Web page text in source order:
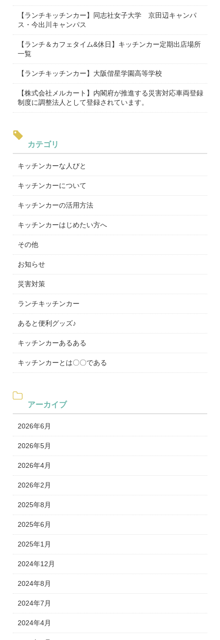
【ランチキッチンカー】同志社女子大学 京田辺キャンパ
ス・今出川キャンパス
【ランチ＆カフェタイム&休日】キッチンカー定期出店場所
一覧
【ランチキッチンカー】大阪偕星学園高等学校
【株式会社メルカート】内閣府が推進する災害対応車両登録
制度に調整法人として登録されています。
カテゴリ
キッチンカーな人びと
キッチンカーについて
キッチンカーの活用方法
キッチンカーはじめたい方へ
その他
お知らせ
災害対策
ランチキッチンカー
あると便利グッズ♪
キッチンカーあるある
キッチンカーとは〇〇である
アーカイブ
2026年6月
2026年5月
2026年4月
2026年2月
2025年8月
2025年6月
2025年1月
2024年12月
2024年8月
2024年7月
2024年4月